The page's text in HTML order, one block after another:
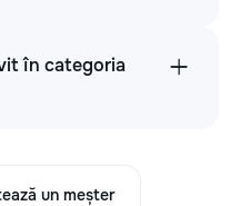
în categoria
un meșter